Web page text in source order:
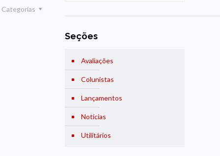
Categorias
Seções
Avaliações
Colunistas
Lançamentos
Notícias
Utilitários